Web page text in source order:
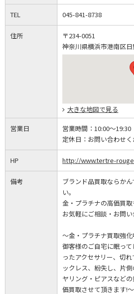
TEL 045-841-8738
住所
〒234-0051
神奈川県横浜市港南区
大きな地図で見る
営業日 営業時間： 10:00～19:30
定休日： お問い合わせ
HP http://www.tertre-
備考
ブランド品買取ならか
い。
金・プラチナの高価買
お気軽にご相談・お問い
～金・プラチナ買取強
御客様のご自宅に眠っ
ったアクセサリー、切
ックレス、紛失し、片
ヤリング・ピアスなど
価買取させて頂きます!